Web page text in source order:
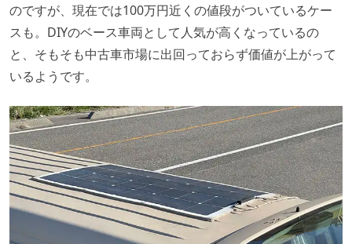
のですが、現在では100万円近くの値段がついているケー
スも。DIYのベース車両として人気が高くなっているの
と、そもそも中古車市場に出回っておらず価値が上がって
いるようです。